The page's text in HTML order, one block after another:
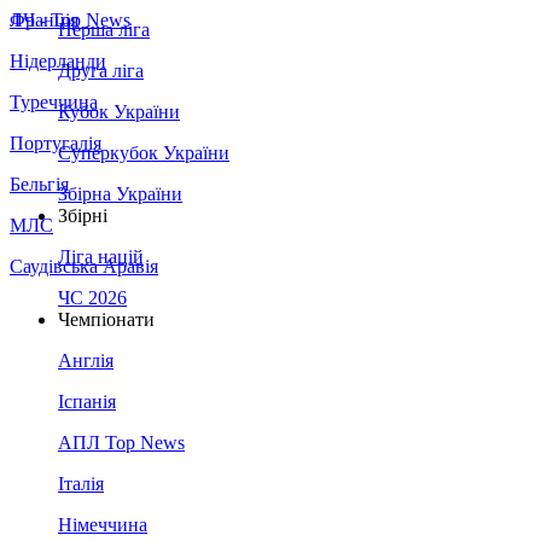
Франція
Нідерланди
Туреччина
Португалія
Бельгія
МЛС
Саудівська Аравія
ЛЧ - Top News
Перша ліга
Друга ліга
Кубок України
Суперкубок України
Збірна України
Збірні
Ліга націй
ЧС 2026
Чемпіонати
Англія
Іспанія
АПЛ Top News
Італія
Німеччина